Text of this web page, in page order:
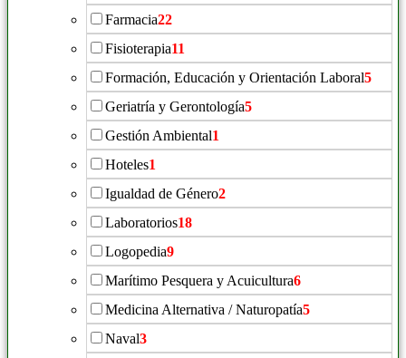
Farmacia22
Fisioterapia11
Formación, Educación y Orientación Laboral5
Geriatría y Gerontología5
Gestión Ambiental1
Hoteles1
Igualdad de Género2
Laboratorios18
Logopedia9
Marítimo Pesquera y Acuicultura6
Medicina Alternativa / Naturopatía5
Naval3